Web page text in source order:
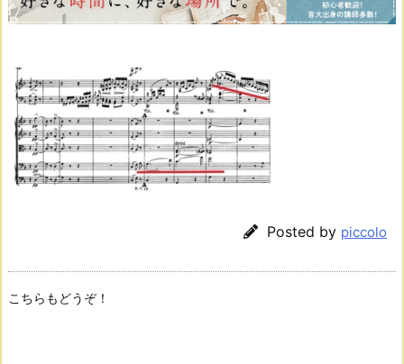
Posted by piccolo
こちらもどうぞ！